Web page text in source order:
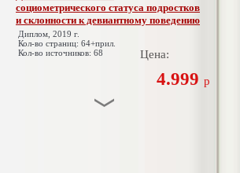
социометрического статуса подростков
и склонности к девиантному поведению
Диплом, 2019 г.
Кол-во страниц: 64+прил.
Кол-во источников: 68
Цена:
4.999 р